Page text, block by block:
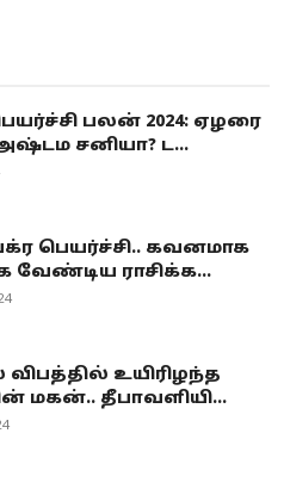
பலன் 2024: ஏழரை
சனியா? ட...
பெயர்ச்சி.. கவனமாக
வேண்டிய ராசிக்க...
உயிரிழந்த
மகன்.. தீபாவளியி...